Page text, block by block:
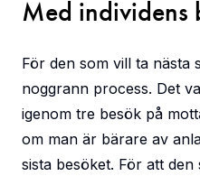
Med individens
För den som vill ta nästa
noggrann process. Det
igenom tre besök på
om man är bärare av
sista besöket. För att